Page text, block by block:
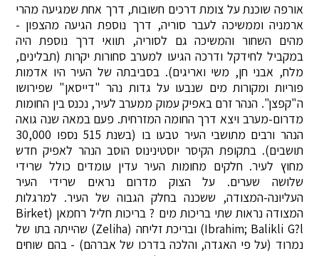
אורפה שוכנת על צומת דרכים חשובות, דרך אחת שמגיעה מהרי
ארמניה וממשיכה לעבר סוריה, דרך נוספת הגיעה מהצפון -
מהים השחור והמשיכה גם לסוריה, תוואי דרך נוספת היה
במקביל לחידקל ודרכה הגיעו למערב סחורות יקרות (תבלינים,
מלח, אבני חן, משי ואריגים). בסביבתה של העיר היו אדמות
פוריות ומקורות מים שנבעו על גדות נהר "דייסאן" שפירושו
ה"קפצן". הנהר זרם באפיק עמוק ממערב לעיר, נכנס בין החומות
מדרום-מערב ויצא דרך החומה המזרחית. פעם במאה שנה גואה
הנהר ורבים מתושבי העיר טבעו בו (בשנת 515 נספו 30,000
תושבים). בתקופת הקיסר יוסטינינוס הוסב הנהר לאפיק חדש
מחוץ לעיר. חלקים מחומות העיר עדין עומדים כולל שרידי
שלושה שערים. על הצוק מדרום נראים שרידי העיר
העליונה-המצודה, ששכנה בחלק הגבוה של העיר. למרגלות
המצודה נראות שתי בריכות מים ? בריכות חליל רחמאן (Birket
Ibrahim; Balikli G?l) ובריכת זליחה (Zeliha) שהייתה בתו של
נמרוד (על פי האגדה, והלכה בדרכו של אברהם) - בהם שוחים